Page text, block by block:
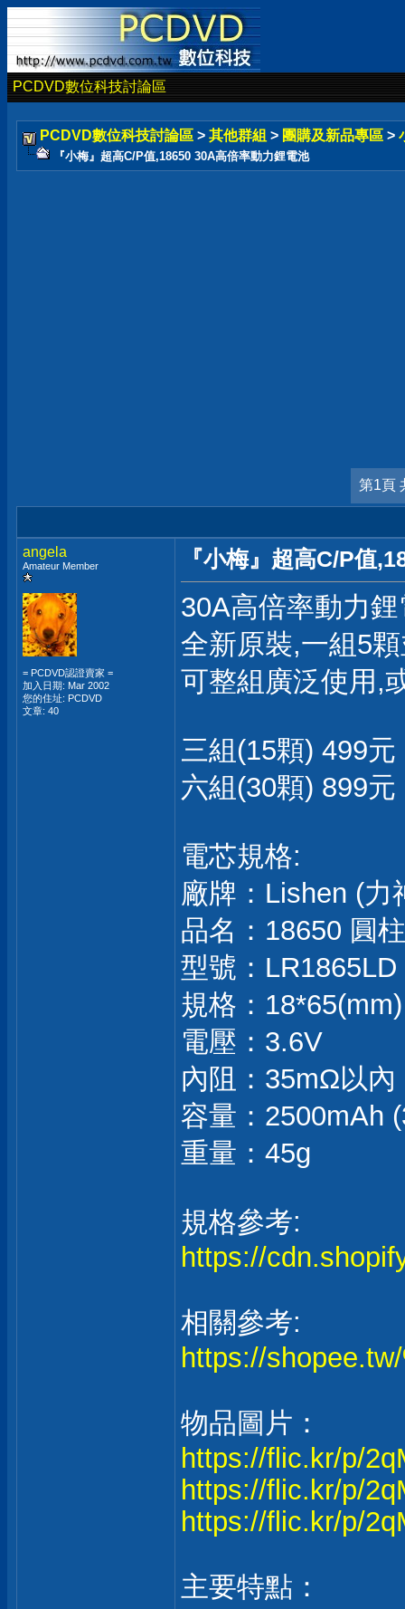
PCDVD數位科技討論區
PCDVD數位科技討論區 > 其他群組 > 團購及新品專區 >
『小梅』超高C/P值,18650 30A高倍率動力鋰電池
第1頁
angela
Amateur Member
= PCDVD認證賣家 =
加入日期: Mar 2002
您的住址: PCDVD
文章: 40
『小梅』超高C/P值
30A高倍率動力
全新原裝,一組5
可整組廣泛使用,
三組(15顆) 499元
六組(30顆) 899元
電芯規格:
廠牌：Lishen (力
品名：18650 圓
型號：LR1865LD
規格：18*65(mm)
電壓：3.6V
內阻：35mΩ以內
容量：2500mAh
重量：45g
規格參考:
https://
相關參考:
https://
物品圖片：
https://flic.kr/p/
https://flic.kr/p/
https://flic.kr/p/
主要特點：